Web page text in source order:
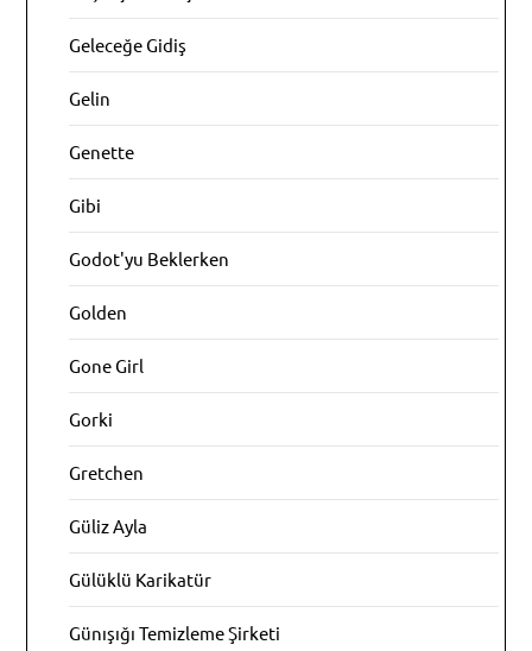
Geleceğe Gidiş
Gelin
Genette
Gibi
Godot'yu Beklerken
Golden
Gone Girl
Gorki
Gretchen
Güliz Ayla
Gülüklü Karikatür
Günışığı Temizleme Şirketi